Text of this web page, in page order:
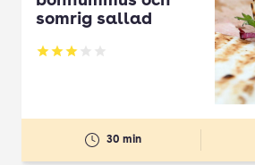
somrig sallad
Betyg: 3 av 5
30 min